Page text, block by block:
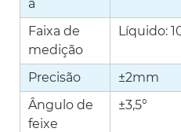
a
Faixa de
medição
Líquido:
Precisão
±2mm
Ângulo de
feixe
±3,5°